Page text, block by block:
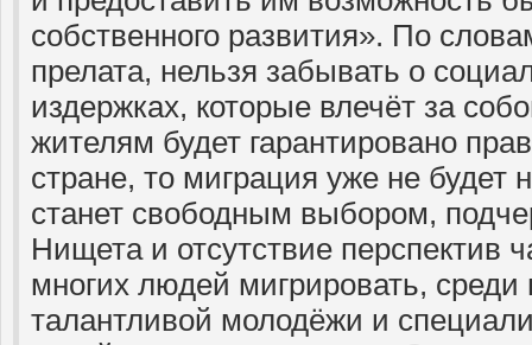
собственного развития». По
прелата, нельзя забывать о
издержках, которые влечёт за
жителям будет гарантировано
стране, то миграция уже не будет
станет свободным выбором,
Нищета и отсутствие перспектив
многих людей мигрировать, среди
талантливой молодёжи и